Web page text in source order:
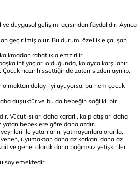
duygusal gelişimi açısından faydalıdır. Ayrıca
geçirilmiş olur. Bu durum, özellikle çalışan
rahatlıkla emzirilir.
ihtiyaçları olduğunda, kolayca karşılanır.
hazır hissettiğinde zaten sizden ayrılıp,
dolayı iyi uyuyorsa, bu hem çocuk
düşüktür ve bu da bebeğin sağlıklı bir
Vücut ısıları daha kararlı, kalp atışları daha
yatan bebeklere göre daha azdır.
ile yatanların, yatmayanlara oranla,
uyumaktan daha az korkan, daha az
ve genel olarak daha bağımsız yetişkinler
söylemektedir.